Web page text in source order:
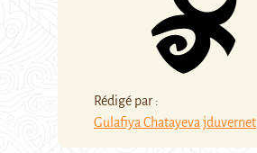
Rédigé par :
Gulafiya Chatayeva jduvernet